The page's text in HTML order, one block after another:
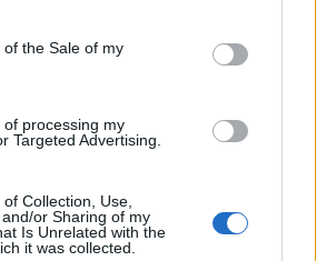
specified purposes in below Google
the Sale of my
processing my
Targeted Advertising.
Collection, Use,
or Sharing of my
Is Unrelated with the
it was collected.
kívánt. Számomra a film,
egyszerűen nézhetetlen.
immár legendás alkotás a
belőle áradó derű és életöröm
ilyen nagyon a közönséget?